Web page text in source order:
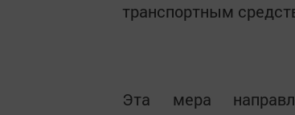
транспортным
Эта мера